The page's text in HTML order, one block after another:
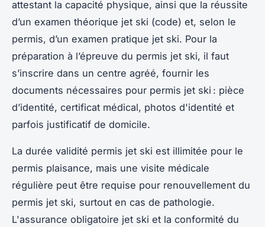
attestant la capacité physique, ainsi que la réussite
d’un examen théorique jet ski (code) et, selon le
permis, d’un examen pratique jet ski. Pour la
préparation à l’épreuve du permis jet ski, il faut
s’inscrire dans un centre agréé, fournir les
documents nécessaires pour permis jet ski : pièce
d’identité, certificat médical, photos d'identité et
parfois justificatif de domicile.
La durée validité permis jet ski est illimitée pour le
permis plaisance, mais une visite médicale
régulière peut être requise pour renouvellement du
permis jet ski, surtout en cas de pathologie.
L'assurance obligatoire jet ski et la conformité du